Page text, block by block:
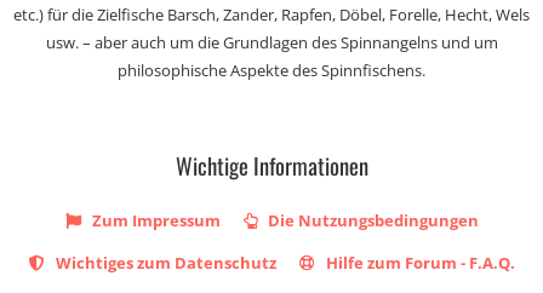
etc.) für die Zielfische Barsch, Zander, Rapfen, Döbel, Forelle, Hecht, Wels
usw. – aber auch um die Grundlagen des Spinnangelns und um
philosophische Aspekte des Spinnfischens.
Wichtige Informationen
Zum Impressum
Die Nutzungsbedingungen
Wichtiges zum Datenschutz
Hilfe zum Forum - F.A.Q.